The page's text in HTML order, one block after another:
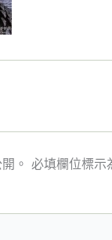
。 必填欄位標